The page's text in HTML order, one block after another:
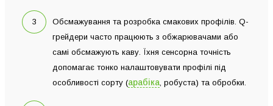
Обсмажування та розробка смакових профілів. Q-
грейдери часто працюють з обжарювачами або
самі обсмажують каву. Їхня сенсорна точність
допомагає тонко налаштовувати профілі під
особливості сорту (арабіка , робуста) та обробки.